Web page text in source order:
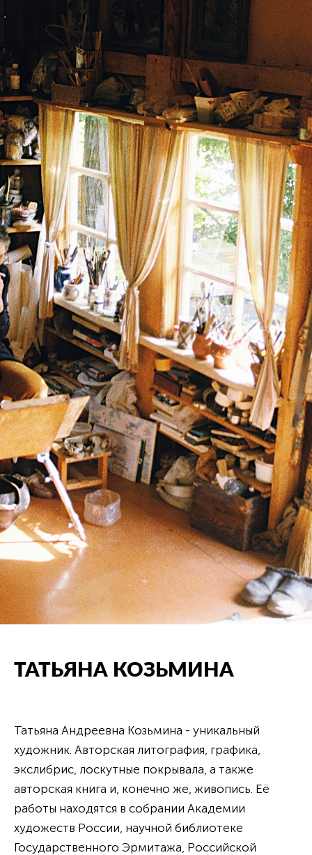
ТАТЬЯНА КОЗЬМИНА
Татьяна Андреевна Козьмина - уникальный
художник. Авторская литография, графика,
экслибрис, лоскутные покрывала, а также
авторская книга и, конечно же, живопись. Её
работы находятся в собрании Академии
художеств России, научной библиотеке
Государственного Эрмитажа, Российской